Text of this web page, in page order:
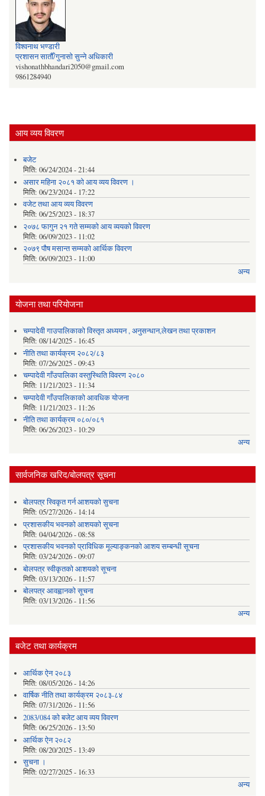
विश्वनाथ भण्डारी
प्रशासन सातौँ/गुनासो सुन्‍ने अधिकारी
vishonathbhandari2050@gmail.com
9861284940
आय व्यय विवरण
बजेट
मिति: 06/24/2024 - 21:44
असार महिना २०८१ को आय व्यय विवरण ।
मिति: 06/23/2024 - 17:22
वजेट तथा आय व्यय विवरण
मिति: 06/25/2023 - 18:37
२०७८ फागुन २१ गते सम्मको आय व्ययको विवरण
मिति: 06/09/2023 - 11:02
२०७९ पौष मसान्त सम्मको आर्थिक विवरण
मिति: 06/09/2023 - 11:00
अन्य
योजना तथा परियोजना
चम्पादेवी गाउपालिकाको विस्तृत अध्ययन , अनुसन्धान,लेखन तथा प्रकाशन
मिति: 08/14/2025 - 16:45
नीति तथा कार्यक्रम २०८२/८३
मिति: 07/26/2025 - 09:43
चम्पादेवी गाँउपालिका वस्तुस्थिति विवरण २०८०
मिति: 11/21/2023 - 11:34
चम्पादेवी गाँउपालिकाकाे आवधिक योजना
मिति: 11/21/2023 - 11:26
नीति तथा कार्यक्रम ०८०/०८१
मिति: 06/26/2023 - 10:29
अन्य
सार्वजनिक खरिद/बोलपत्र सूचना
बोलपत्र स्विकृत गर्न आशयको सुचना
मिति: 05/27/2026 - 14:14
प्रशासकीय भवनको आशयको सूचना
मिति: 04/04/2026 - 08:58
प्रशासकीय भवनको प्राविधिक मूल्याङ्कनको आशय सम्बन्धी सूचना
मिति: 03/24/2026 - 09:07
बोलपत्र स्वीकृतको आशयको सूचना
मिति: 03/13/2026 - 11:57
बोलपत्र आवह्वानको सूचना
मिति: 03/13/2026 - 11:56
अन्य
बजेट तथा कार्यक्रम
आर्थिक ऐन २०८३
मिति: 08/05/2026 - 14:26
वार्षिक नीति तथा कार्यक्रम २०८३-८४
मिति: 07/31/2026 - 11:56
2083/084 को बजेट आय व्यय विवरण
मिति: 06/25/2026 - 13:50
आर्थिक ऐन २०८२
मिति: 08/20/2025 - 13:49
सुचना ।
मिति: 02/27/2025 - 16:33
अन्य